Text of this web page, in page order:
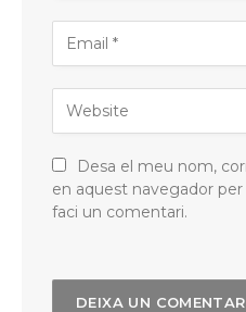
Desa el meu nom,
en aquest navegador
faci un comentari.